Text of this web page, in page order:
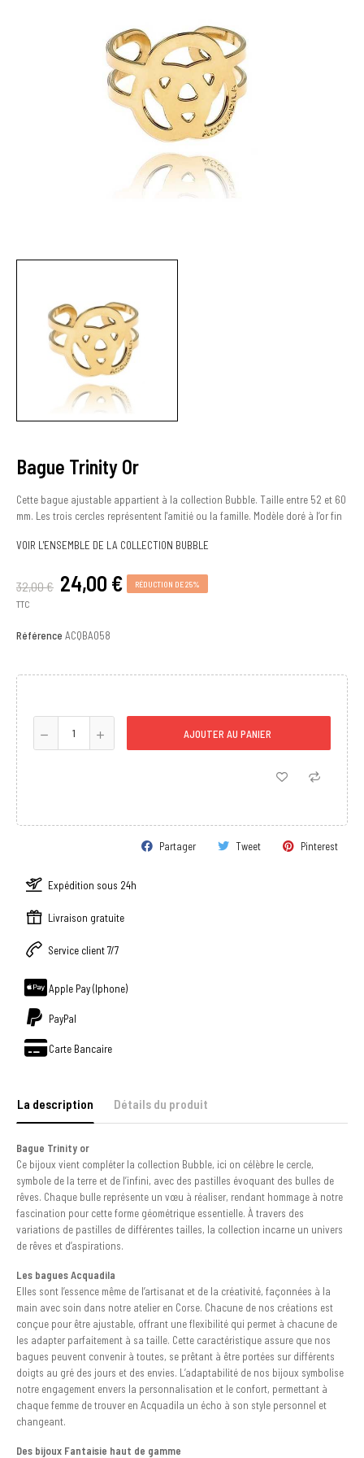
Bague Trinity Or
Cette bague ajustable appartient à la collection Bubble. Taille entre 52 et 60
mm. Les trois cercles représentent l'amitié ou la famille. Modèle doré à l’or fin
VOIR L'ENSEMBLE DE LA COLLECTION BUBBLE
32,00 € 24,00 € RÉDUCTION DE 25%
TTC
Référence ACQBA058
AJOUTER AU PANIER
Partager Tweet Pinterest
Expédition sous 24h
Livraison gratuite
Service client 7/7
Apple Pay (Iphone)
PayPal
Carte Bancaire
La description Détails du produit
Bague Trinity or
Ce bijoux vient compléter la collection Bubble, ici on célèbre le cercle,
symbole de la terre et de l’infini, avec des pastilles évoquant des bulles de
rêves. Chaque bulle représente un vœu à réaliser, rendant hommage à notre
fascination pour cette forme géométrique essentielle. À travers des
variations de pastilles de différentes tailles, la collection incarne un univers
de rêves et d’aspirations.
Les bagues Acquadila
Elles sont l’essence même de l’artisanat et de la créativité, façonnées à la
main avec soin dans notre atelier en Corse. Chacune de nos créations est
conçue pour être ajustable, offrant une flexibilité qui permet à chacune de
les adapter parfaitement à sa taille. Cette caractéristique assure que nos
bagues peuvent convenir à toutes, se prêtant à être portées sur différents
doigts au gré des jours et des envies. L’adaptabilité de nos bijoux symbolise
notre engagement envers la personnalisation et le confort, permettant à
chaque femme de trouver en Acquadila un écho à son style personnel et
changeant.
Des bijoux Fantaisie haut de gamme